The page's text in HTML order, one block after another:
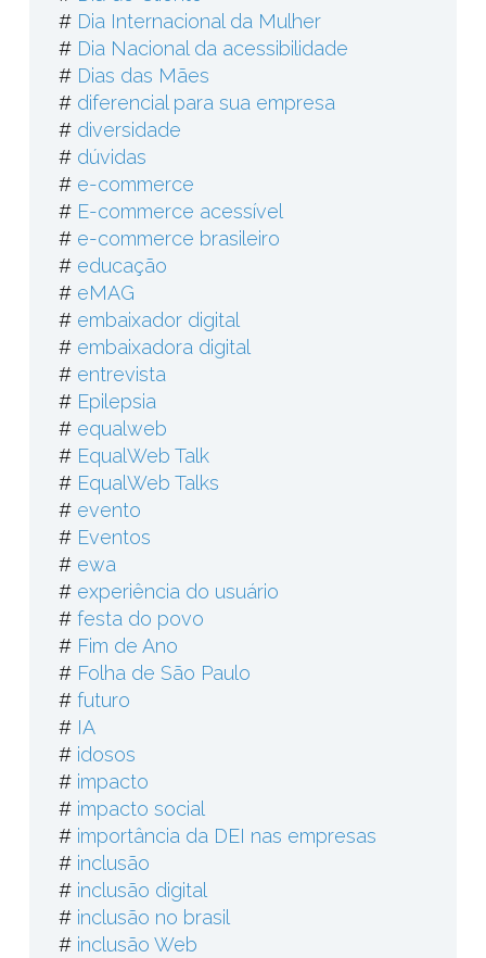
# Dia Internacional da Mulher
# Dia Nacional da acessibilidade
# Dias das Mães
# diferencial para sua empresa
# diversidade
# dúvidas
# e-commerce
# E-commerce acessível
# e-commerce brasileiro
# educação
# eMAG
# embaixador digital
# embaixadora digital
# entrevista
# Epilepsia
# equalweb
# EqualWeb Talk
# EqualWeb Talks
# evento
# Eventos
# ewa
# experiência do usuário
# festa do povo
# Fim de Ano
# Folha de São Paulo
# futuro
# IA
# idosos
# impacto
# impacto social
# importância da DEI nas empresas
# inclusão
# inclusão digital
# inclusão no brasil
# inclusão Web